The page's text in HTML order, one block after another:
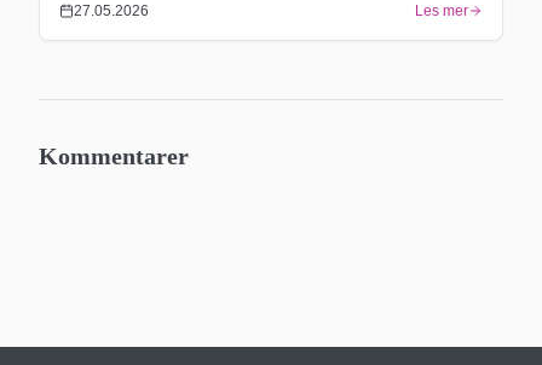
27.05.2026 Les mer
Kommentarer